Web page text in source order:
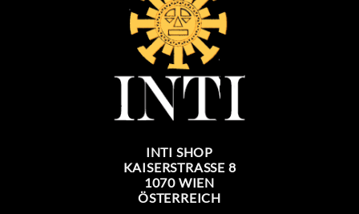
INTI SHOP
KAISERSTRASSE 8
1070 WIEN
ÖSTERREICH